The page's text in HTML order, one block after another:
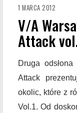
1 MARCA 2012
V/A
Attack
Druga
Attack
okolic, które z
Vol.1. Od